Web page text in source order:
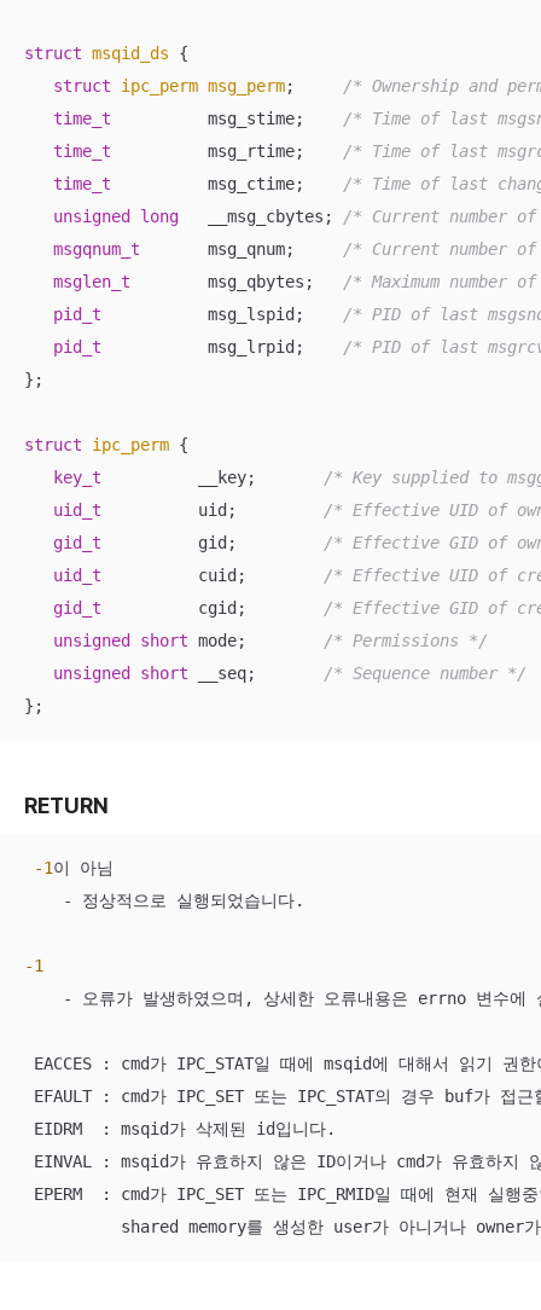
struct msqid_ds {
struct
ipc_perm msg_perm;
/* Ownership and
time_t
          msg_stime;
/* Time of last
time_t
          msg_rtime;
/* Time of last
time_t
          msg_ctime;
/* Time of last
unsigned
long
   __msg_cbytes;
/* Current number
msgqnum_t
       msg_qnum;
/* Current number of
msglen_t
        msg_qbytes;
/* Maximum number
pid_t
           msg_lspid;
/* PID of last
pid_t
           msg_lrpid;
/* PID of last
};
struct ipc_perm {
key_t
          __key;
/* Key supplied to
uid_t
          uid;
/* Effective UID of
gid_t
          gid;
/* Effective GID of
uid_t
          cuid;
/* Effective UID of
gid_t
          cgid;
/* Effective GID of
unsigned
short mode; /* Permissions */
unsigned
short __seq; /* Sequence number */
};
RETURN
-1이 아님
    - 정상적으로 실행되었습니다.
-1
- 오류가 발생하였으며, 상세한 오류내용은 errno 변수에
EACCES : cmd가 IPC_STAT일 때에 msqid에 대해서 읽기 권
EFAULT : cmd가 IPC_SET 또는 IPC_STAT의 경우 buf가 접
EIDRM  : msqid가 삭제된 id입니다.
EINVAL : msqid가 유효하지 않은 ID이거나 cmd가 유효하지
EPERM  : cmd가 IPC_SET 또는 IPC_RMID일 때에 현재
shared memory를 생성한 user가 아니거나 owner가